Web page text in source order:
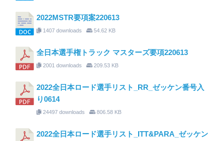
2022MSTR要項案220613
1407 downloads 54.62 KB
全日本選手権トラック マスターズ要項220613
2001 downloads 209.53 KB
2022全日本ロード選手リスト_RR_ゼッケン番号入
り0614
24497 downloads 806.58 KB
2022全日本ロード選手リスト_ITT&PARA_ゼッケン